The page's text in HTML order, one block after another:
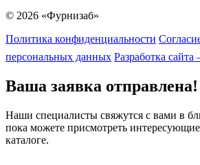
© 2026 «Фурнизаб»
Политика конфиденциальности
персональных данных Разработка
Ваша заявка отправлена!
Наши специалисты свяжутся с вами в
пока можете присмотреть
каталоге.